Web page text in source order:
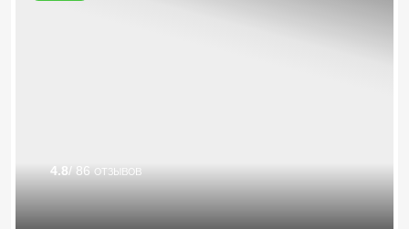
4.8/ 86 отзывов